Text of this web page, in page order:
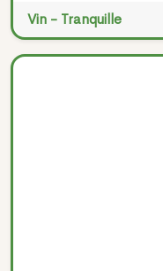
Vin - Tranquille